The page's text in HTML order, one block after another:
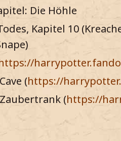
Die Höhle
Kapitel 10
(https://
(https://